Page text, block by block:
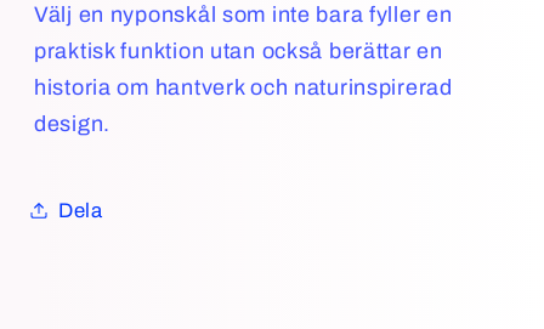
Välj en nyponskål som inte bara fyller en
praktisk funktion utan också berättar en
historia om hantverk och naturinspirerad
design.
Dela